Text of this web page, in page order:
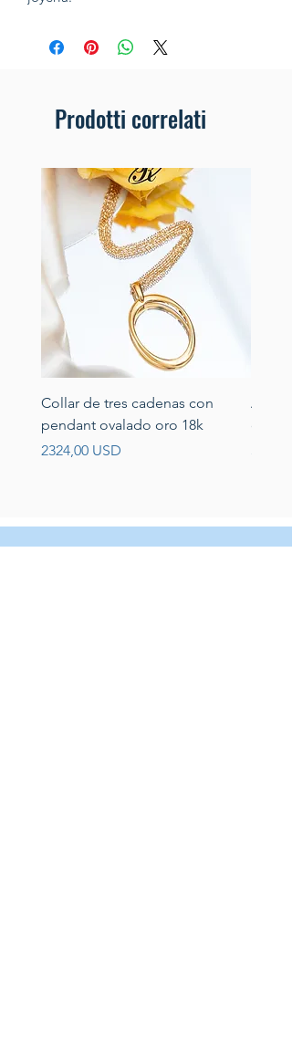
Prodotti correlati
Collar de tres cadenas con
pendant ovalado oro 18k
Prezzo
2324,00 USD